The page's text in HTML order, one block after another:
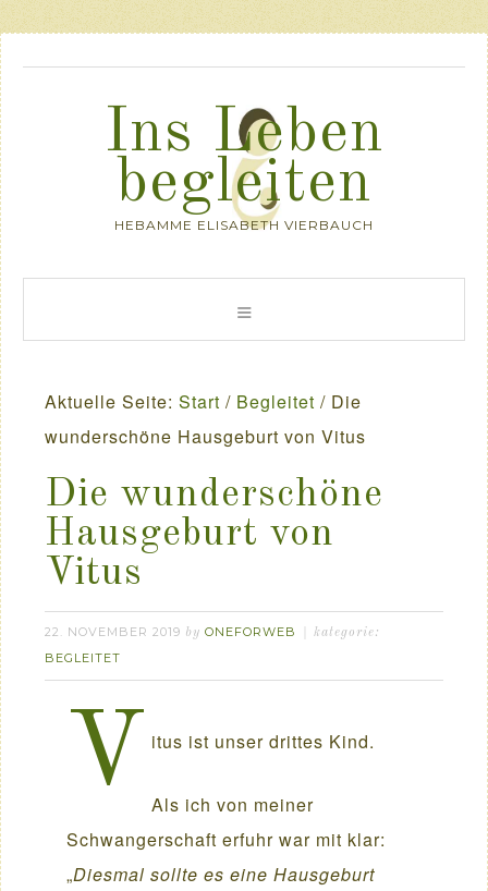
Ins Leben
begleiten
HEBAMME ELISABETH VIERBAUCH
Aktuelle Seite:Start / Begleitet / Die
wunderschöne Hausgeburt von Vitus
Die wunderschöne
Hausgeburt von
Vitus
22. NOVEMBER 2019 byONEFORWEB kategorie:
BEGLEITET
V itus ist unser drittes Kind.
Als ich von meiner
Schwangerschaft erfuhr war mit klar:
„Diesmal sollte es eine Hausgeburt